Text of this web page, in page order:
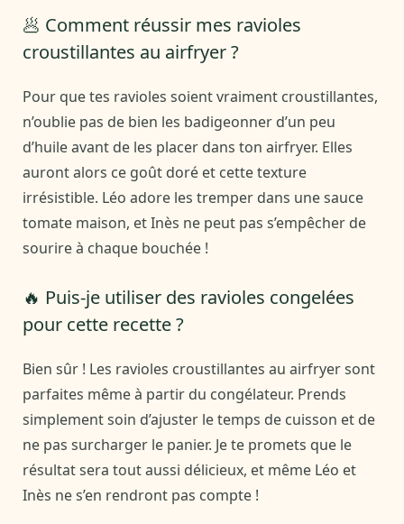
🥟 Comment réussir mes ravioles
croustillantes au airfryer ?
Pour que tes ravioles soient vraiment croustillantes,
n’oublie pas de bien les badigeonner d’un peu
d’huile avant de les placer dans ton airfryer. Elles
auront alors ce goût doré et cette texture
irrésistible. Léo adore les tremper dans une sauce
tomate maison, et Inès ne peut pas s’empêcher de
sourire à chaque bouchée !
🔥 Puis-je utiliser des ravioles congelées
pour cette recette ?
Bien sûr ! Les ravioles croustillantes au airfryer sont
parfaites même à partir du congélateur. Prends
simplement soin d’ajuster le temps de cuisson et de
ne pas surcharger le panier. Je te promets que le
résultat sera tout aussi délicieux, et même Léo et
Inès ne s’en rendront pas compte !